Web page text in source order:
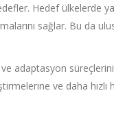
Hedef ülkelerde
sağlar. Bu da
adaptasyon süreçlerini
ve daha hızlı